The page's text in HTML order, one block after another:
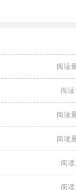
阅读
阅
阅读
阅读
阅
阅